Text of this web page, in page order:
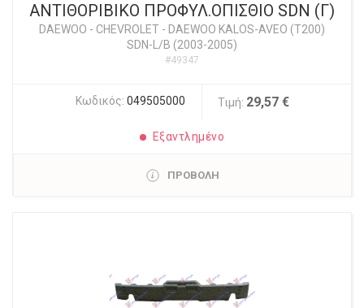
ΑΝΤΙΘΟΡΙΒΙΚΟ ΠΡΟΦΥΛ.ΟΠΙΣΘΙΟ SDN (Γ)
DAEWOO - CHEVROLET - DAEWOO KALOS-AVEO (T200)
SDN-L/B (2003-2005)
#49347
Κωδικός: 049505000 Τιμή: 29,57 €
Εξαντλημένο
ΠΡΟΒΟΛΗ